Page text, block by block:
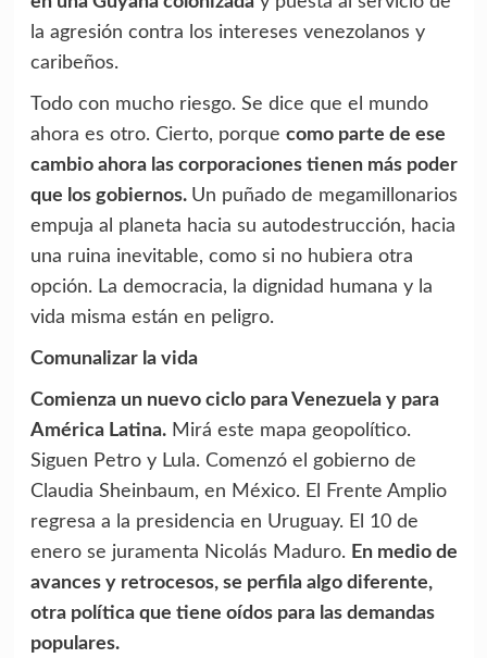
la agresión contra los intereses venezolanos y
caribeños.
Todo con mucho riesgo. Se dice que el mundo
ahora es otro. Cierto, porque como parte de ese
cambio ahora las corporaciones tienen más poder
que los gobiernos. Un puñado de megamillonarios
empuja al planeta hacia su autodestrucción, hacia
una ruina inevitable, como si no hubiera otra
opción. La democracia, la dignidad humana y la
vida misma están en peligro.
Comunalizar la vida
Comienza un nuevo ciclo para Venezuela y para
América Latina.Mirá este mapa geopolítico.
Siguen Petro y Lula. Comenzó el gobierno de
Claudia Sheinbaum, en México. El Frente Amplio
regresa a la presidencia en Uruguay. El 10 de
enero se juramenta Nicolás Maduro. En medio de
avances y retrocesos, se perfila algo diferente,
otra política que tiene oídos para las demandas
populares.